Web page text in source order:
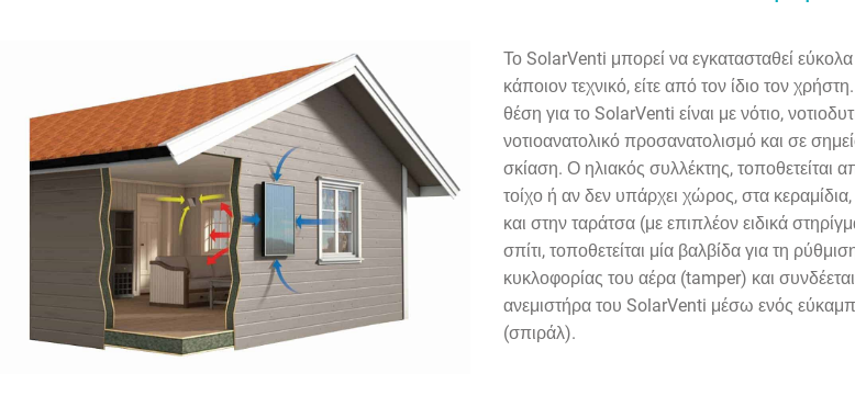
Το SolarVenti μπορεί να εγκατασταθεί εύκολα
κάποιον τεχνικό, είτε από τον ίδιο τον
θέση για το SolarVenti είναι με νότιο,
νοτιοανατολικό προσανατολισμό και σε
σκίαση. Ο ηλιακός συλλέκτης, τοποθετείται
τοίχο ή αν δεν υπάρχει χώρος, στα
και στην ταράτσα (με επιπλέον ειδικά
σπίτι, τοποθετείται μία βαλβίδα για τη
κυκλοφορίας του αέρα (tamper) και
ανεμιστήρα του SolarVenti μέσω ενός
(σπιράλ).